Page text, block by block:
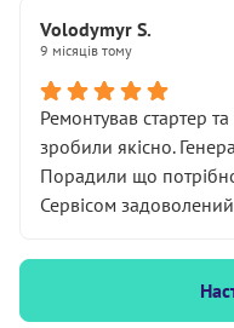
Volodymyr S.
9 місяців тому
Ремонтував стартер
зробили якісно.
Порадили що
Сервісом